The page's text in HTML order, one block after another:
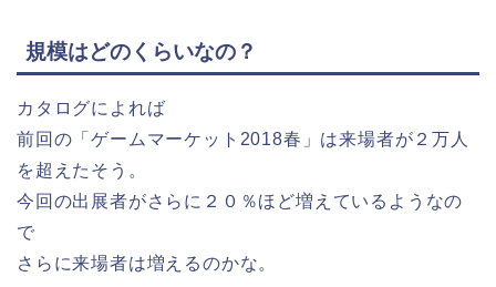
規模はどのくらいなの？
カタログによれば
前回の「ゲームマーケット2018春」は来場者が２万人
を超えたそう。
今回の出展者がさらに２０％ほど増えているようなの
で
さらに来場者は増えるのかな。